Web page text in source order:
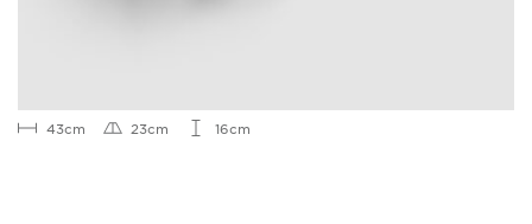
43cm 23cm 16cm